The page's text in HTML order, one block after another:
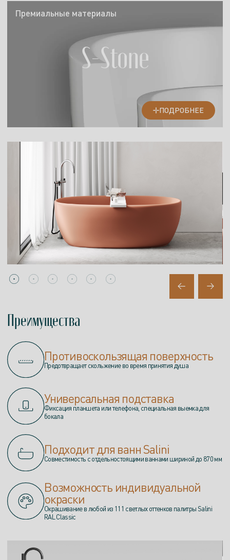
Премиальные материалы
S-Stone
ПОДРОБНЕЕ
Преимущества
Противоскользящая поверхность
Предотвращает скольжение во время принятия душа
Универсальная подставка
Фиксация планшета или телефона, специальная выемка для
бокала
Подходит для ванн Salini
Совместимость с отдельностоящими ваннами шириной до 870 мм
Возможность индивидуальной
окраски
Окрашивание в любой из 111 светлых оттенков палитры Salini
RAL Classic